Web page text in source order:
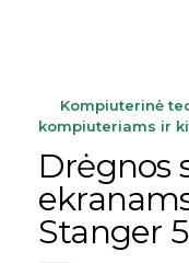
Kompiuterinė
kompiuteriams ir
Drėgnos
Stanger